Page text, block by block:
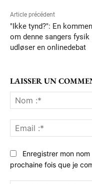
Article précédent
"Ikke tynd?": En
om denne sangers fysik
udløser en onlinedebat
LAISSER UN
Enregistrer mon
prochaine fois que je